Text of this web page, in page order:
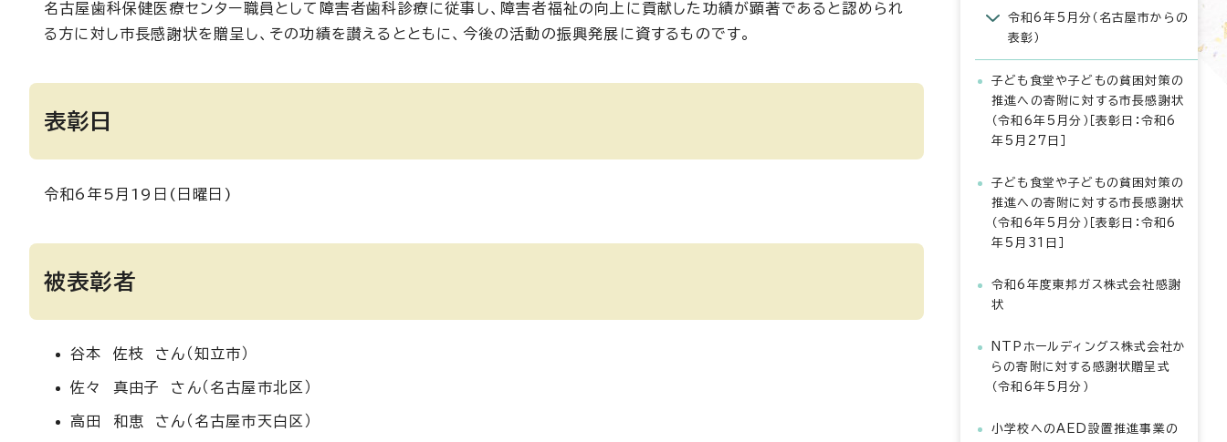
名古屋歯科保健医療センター職員として障害者歯科診療に従事し、障害者福祉の向上に貢献した功績が顕著であると認められ
る方に対し市長感謝状を贈呈し、その功績を讃えるとともに、今後の活動の振興発展に資するものです。
表彰日
令和6年5月19日(日曜日)
被表彰者
谷本 佐枝 さん（知立市）
佐々 真由子 さん（名古屋市北区）
高田 和恵 さん（名古屋市天白区）
令和6年5月分（名古屋市からの
表彰）
子ども食堂や子どもの貧困対策の
推進への寄附に対する市長感謝状
（令和6年5月分）［表彰日：令和6
年5月27日］
子ども食堂や子どもの貧困対策の
推進への寄附に対する市長感謝状
（令和6年5月分）［表彰日：令和6
年5月31日］
令和6年度東邦ガス株式会社感謝
状
NTPホールディングス株式会社か
らの寄附に対する感謝状贈呈式
（令和6年5月分）
小学校へのAED設置推進事業の